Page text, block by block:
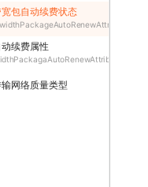
包自动续费状态
续费属性
网络质量类型